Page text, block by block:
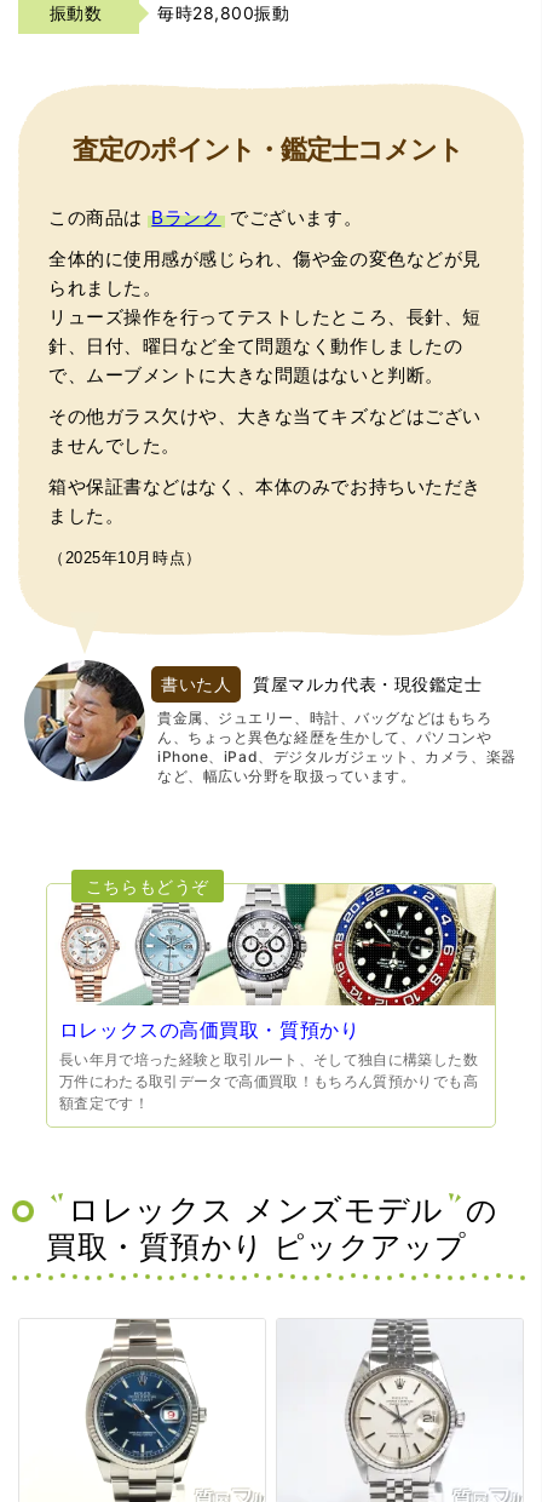
振動数 毎時28,800振動
査定のポイント・鑑定士コメント
この商品はBランクでございます。
全体的に使用感が感じられ、傷や金の変色などが見
られました。
リューズ操作を行ってテストしたところ、長針、短
針、日付、曜日など全て問題なく動作しましたの
で、ムーブメントに大きな問題はないと判断。
その他ガラス欠けや、大きな当てキズなどはござい
ませんでした。
箱や保証書などはなく、本体のみでお持ちいただき
ました。
（2025年10月時点）
書いた人 質屋マルカ代表・現役鑑定士
貴金属、ジュエリー、時計、バッグなどはもちろ
ん、ちょっと異色な経歴を生かして、パソコンや
iPhone、iPad、デジタルガジェット、カメラ、楽器
など、幅広い分野を取扱っています。
ロレックスの高価買取・質預かり
長い年月で培った経験と取引ルート、そして独自に構築した数
万件にわたる取引データで高価買取！もちろん質預かりでも高
額査定です！
ロレックス メンズモデル
の
買取・質預かり ピックアップ